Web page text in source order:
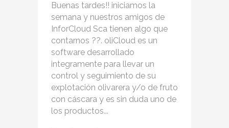
Buenas tardes!! iniciamos la
semana y nuestros amigos de
InforCloud Sca tienen algo que
contarnos ??. oliCloud es un
software desarrollado
integramente para llevar un
control y seguimiento de su
explotación olivarera y/o de fruto
con cáscara y es sin duda uno de
los productos...